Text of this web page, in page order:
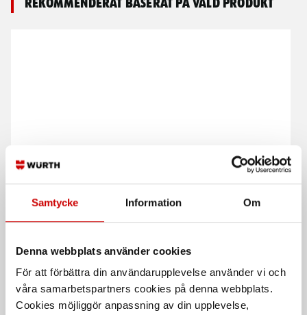
Samtycke Information Om
Denna webbplats använder cookies
För att förbättra din användarupplevelse använder vi och
våra samarbetspartners cookies på denna webbplats.
Cookies möjliggör anpassning av din upplevelse,
Rekommenderat baserat på vald produkt
Lysrör T8-20W LED